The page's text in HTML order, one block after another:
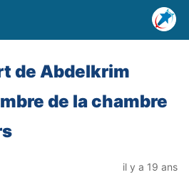
de Abdelkrim
de la chambre
il y a 19 ans